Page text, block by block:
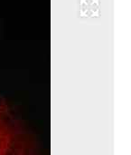
Развернуть на весь экран